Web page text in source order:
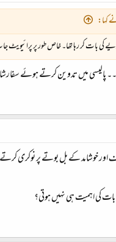
کہا:
کی بات کر رہا تھا۔ خاص طور پر پرائیویٹ
پالیسی میں تدوین کرتے ہوئے
خوشامد کے بل بوتے پر نوکری
کی اہمیت ہی نہیں ہوتی؟